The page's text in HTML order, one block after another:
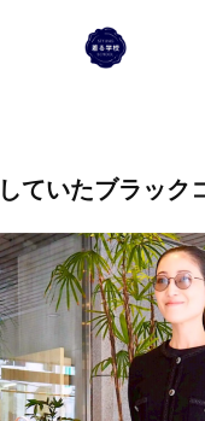
していたブラック